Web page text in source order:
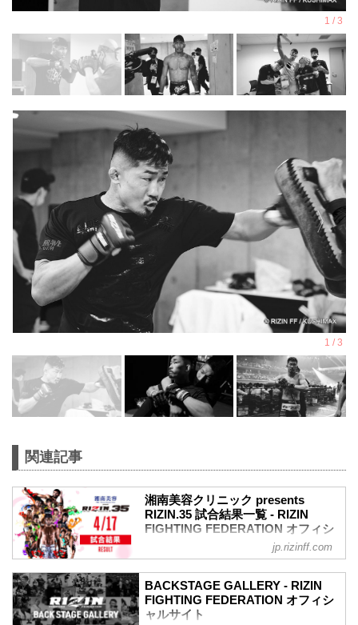
関連記事
湘南美容クリニック presents
RIZIN.35 試合結果一覧 - RIZIN
FIGHTING FEDERATION オフィシ
ルト・サトシ・ソウザ vs. ジョニー・ケ
ース
RIZIN MMAルール：5分 3R（71.0kg）
jp.rizinff.com
BACKSTAGE GALLERY - RIZIN
FIGHTING FEDERATION オフィシ
ャルサイト